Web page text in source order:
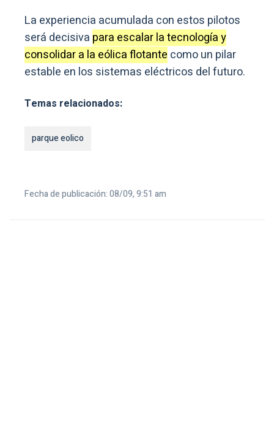
La experiencia acumulada con estos pilotos
será decisiva para escalar la tecnología y
consolidar a la eólica flotante como un pilar
estable en los sistemas eléctricos del futuro.
Temas relacionados:
parque eolico
Fecha de publicación: 08/09, 9:51 am